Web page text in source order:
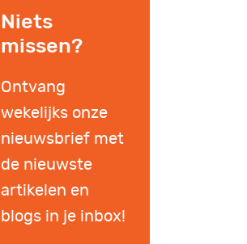
Niets
missen?
Ontvang
wekelijks onze
nieuwsbrief met
de nieuwste
artikelen en
blogs in je inbox!